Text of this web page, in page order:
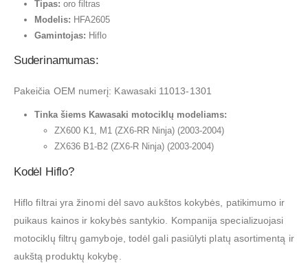
Tipas: oro filtras
Modelis: HFA2605
Gamintojas: Hiflo
Suderinamumas:
Pakeičia OEM numerį: Kawasaki 11013-1301
Tinka šiems Kawasaki motociklų modeliams:
ZX600 K1, M1 (ZX6-RR Ninja) (2003-2004)
ZX636 B1-B2 (ZX6-R Ninja) (2003-2004)
Kodėl Hiflo?
Hiflo filtrai yra žinomi dėl savo aukštos kokybės, patikimumo ir
puikaus kainos ir kokybės santykio. Kompanija specializuojasi
motociklų filtrų gamyboje, todėl gali pasiūlyti platų asortimentą ir
aukštą produktų kokybę.